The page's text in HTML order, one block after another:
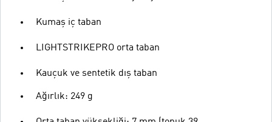
Kumaş iç taban
LIGHTSTRIKEPRO orta taban
Kauçuk ve sentetik dış taban
Ağırlık: 249 g